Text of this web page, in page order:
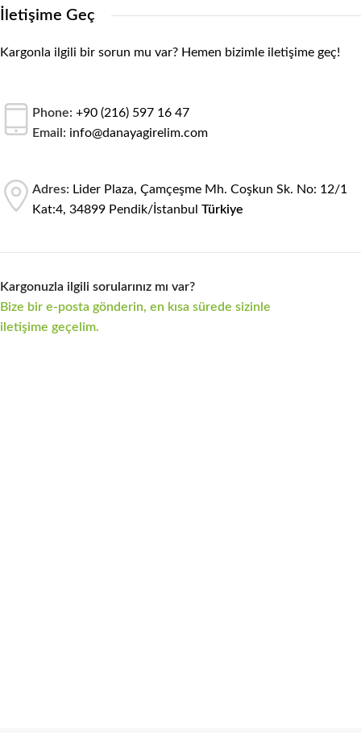
İletişime Geç
Kargonla ilgili bir sorun mu var? Hemen bizimle iletişime geç!
Phone: +90 (216) 597 16 47
Email: info@danayagirelim.com
Adres: Lider Plaza, Çamçeşme Mh. Coşkun Sk. No: 12/1
Kat:4, 34899 Pendik/İstanbul Türkiye
Kargonuzla ilgili sorularınız mı var?
Bize bir e-posta gönderin, en kısa sürede sizinle
iletişime geçelim.